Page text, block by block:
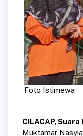
Foto Istimewa
CILACAP,
Muktamar